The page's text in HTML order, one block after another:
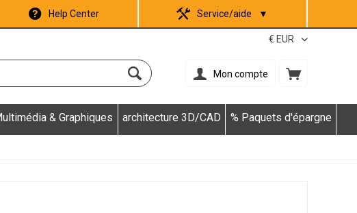
Help Center Service/aide ▼
Mon compte
& Graphiques architecture 3D/CAD % Paquets d'épargne